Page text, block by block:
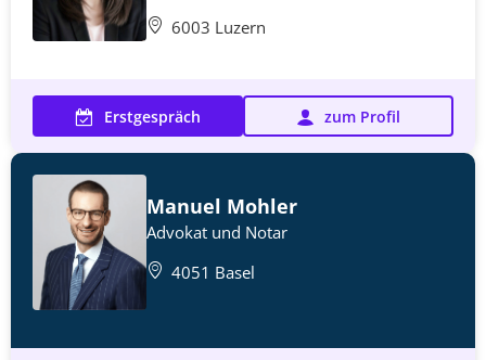
6003 Luzern
Erstgespräch zum Profil
Manuel Mohler
Advokat und Notar
4051 Basel